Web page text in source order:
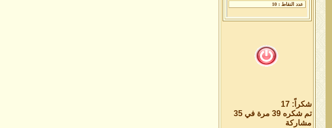
شكراً: 17
تم شكره 39 مرة في 35
مشاركة